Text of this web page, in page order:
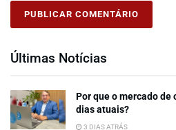
Últimas Notícias
Por que o mercado
dias atuais?
3 DIAS ATRÁS